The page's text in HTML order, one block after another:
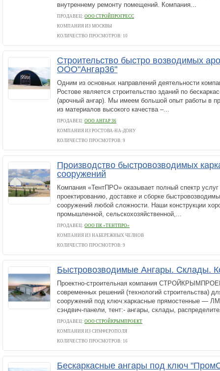
внутреннему ремонту помещений. Компания...
ПРОДАВЕЦ: ООО СТРОЙПРОГРЕСС
КОМПАНИЯ ИЗ МОСКВЫ
КОЛИЧЕСТВО ПРОСМОТРОВ: 10
Строительство быстро возводимых
ООО"Ангар36"
Одним из основных направлений деятельности
Ростове является строительство зданий по
(арочный ангар). Мы имеем большой опыт работы в
из материалов высокого качества –...
ПРОДАВЕЦ: ООО АНГАР 36
КОМПАНИЯ ИЗ РОСТОВА-НА-ДОНУ
КОЛИЧЕСТВО ПРОСМОТРОВ: 9
Производство быстровозводимых
сооружений
Компания «ТентПРО» оказывает полный спектр
проектированию, доставке и сборке
сооружений любой сложности. Наши конструкции
промышленной, сельскохозяйственной,...
ПРОДАВЕЦ: ООО ПК «ТЕНТПРО»
КОМПАНИЯ ИЗ НАБЕРЕЖНЫХ ЧЕЛНОВ
КОЛИЧЕСТВО ПРОСМОТРОВ: 9
Быстровозводимые Ангары. Склады.
Проектно-строительная компания
современных решений (технологий строительства)
сооружений под ключ:каркасные прямостенные —
сэндвич-панели, тент:- ангары, склады,
ПРОДАВЕЦ: ООО СТРОЙКРЫМПРОЕКТ
КОМПАНИЯ ИЗ СИМФЕРОПОЛЯ
КОЛИЧЕСТВО ПРОСМОТРОВ: 16
Бескаркасные ангары под ключ